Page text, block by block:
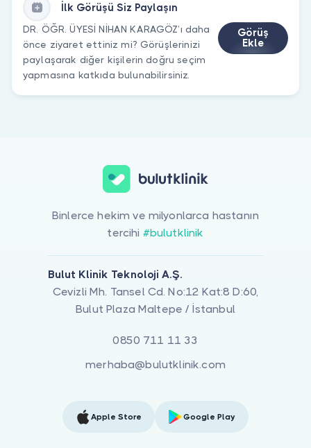
İlk Görüşü Siz Paylaşın
DR. ÖĞR. ÜYESİ NİHAN KARAGÖZ’ı daha
önce ziyaret ettiniz mi? Görüşlerinizi
paylaşarak diğer kişilerin doğru seçim
yapmasına katkıda bulunabilirsiniz.
Görüş
Ekle
Binlerce hekim ve milyonlarca hastanın
tercihi #bulutklinik
Bulut Klinik Teknoloji A.Ş.
Cevizli Mh. Tansel Cd. No:12 Kat:8 D:60,
Bulut Plaza Maltepe / İstanbul
0850 711 11 33
merhaba@bulutklinik.com
Apple Store Google Play